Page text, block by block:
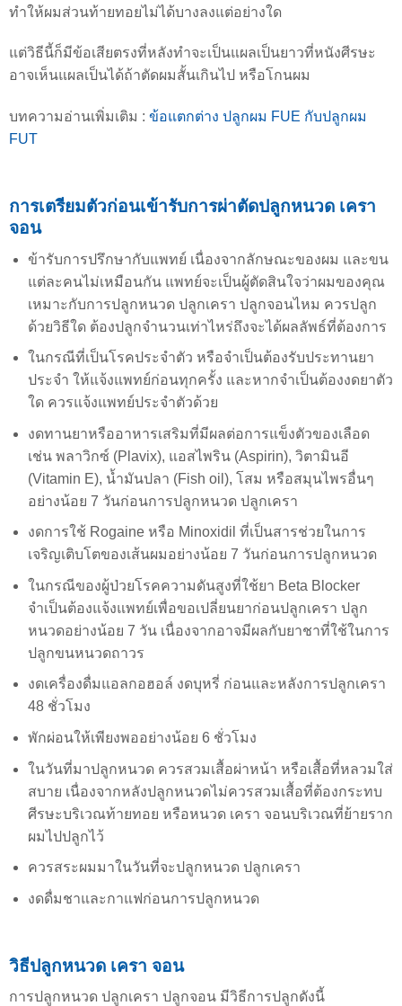
ทำให้ผมส่วนท้ายทอยไม่ได้บางลงแต่อย่างใด
แต่วิธีนี้ก็มีข้อเสียตรงที่หลังทำจะเป็นแผลเป็นยาวที่หนังศีรษะ
อาจเห็นแผลเป็นได้ถ้าตัดผมสั้นเกินไป หรือโกนผม
บทความอ่านเพิ่มเติม : ข้อแตกต่าง ปลูกผม FUE กับปลูกผม
FUT
การเตรียมตัวก่อนเข้ารับการผ่าตัดปลูกหนวด เครา
จอน
ข้ารับการปรึกษากับแพทย์ เนื่องจากลักษณะของผม และขน
แต่ละคนไม่เหมือนกัน แพทย์จะเป็นผู้ตัดสินใจว่าผมของคุณ
เหมาะกับการปลูกหนวด ปลูกเครา ปลูกจอนไหม ควรปลูก
ด้วยวิธีใด ต้องปลูกจำนวนเท่าไหร่ถึงจะได้ผลลัพธ์ที่ต้องการ
ในกรณีที่เป็นโรคประจำตัว หรือจำเป็นต้องรับประทานยา
ประจำ ให้แจ้งแพทย์ก่อนทุกครั้ง และหากจำเป็นต้องงดยาตัว
ใด ควรแจ้งแพทย์ประจำตัวด้วย
งดทานยาหรืออาหารเสริมที่มีผลต่อการแข็งตัวของเลือด
เช่น พลาวิกซ์ (Plavix), แอสไพริน (Aspirin), วิตามินอี
(Vitamin E), น้ำมันปลา (Fish oil), โสม หรือสมุนไพรอื่นๆ
อย่างน้อย 7 วันก่อนการปลูกหนวด ปลูกเครา
งดการใช้ Rogaine หรือ Minoxidil ที่เป็นสารช่วยในการ
เจริญเติบโตของเส้นผมอย่างน้อย 7 วันก่อนการปลูกหนวด
ในกรณีของผู้ป่วยโรคความดันสูงที่ใช้ยา Beta Blocker
จำเป็นต้องแจ้งแพทย์เพื่อขอเปลี่ยนยาก่อนปลูกเครา ปลูก
หนวดอย่างน้อย 7 วัน เนื่องจากอาจมีผลกับยาชาที่ใช้ในการ
ปลูกขนหนวดถาวร
งดเครื่องดื่มแอลกอฮอล์ งดบุหรี่ ก่อนและหลังการปลูกเครา
48 ชั่วโมง
พักผ่อนให้เพียงพออย่างน้อย 6 ชั่วโมง
ในวันที่มาปลูกหนวด ควรสวมเสื้อผ่าหน้า หรือเสื้อที่หลวมใส่
สบาย เนื่องจากหลังปลูกหนวดไม่ควรสวมเสื้อที่ต้องกระทบ
ศีรษะบริเวณท้ายทอย หรือหนวด เครา จอนบริเวณที่ย้ายราก
ผมไปปลูกไว้
ควรสระผมมาในวันที่จะปลูกหนวด ปลูกเครา
งดดื่มชาและกาแฟก่อนการปลูกหนวด
วิธีปลูกหนวด เครา จอน
การปลูกหนวด ปลูกเครา ปลูกจอน มีวิธีการปลูกดังนี้